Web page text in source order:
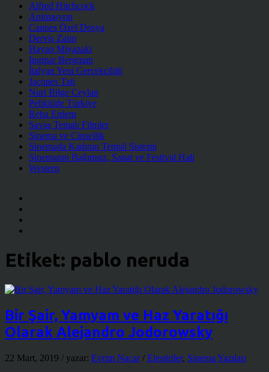
Alfred Hitchcock
Animasyon
Cannes Özel Dosya
Derviş Zaim
Hayao Miyazaki
Ingmar Bergman
İtalyan Yeni Gerçekçiliği
Jacques Tati
Nuri Bilge Ceylan
Pelikülde Türkiye
Reha Erdem
Savaş Temalı Filmler
Sinema ve Cinsellik
Sinemada Kadının Temsil Sistemi
Sinemanın Bağımsız, Sanat ve Festival Hali
Western
Etiket: pablo neruda
Bir Şair, Yamyam ve Haz Yaratığı
Olarak Alejandro Jodorowsky
22 Mart, 2019 / yazar: Evrim Nacar/ Eleştiriler, Sinema Yazıları